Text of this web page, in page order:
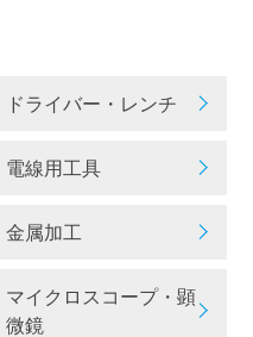
ドライバー・レンチ
電線用工具
金属加工
マイクロスコープ・顕
微鏡